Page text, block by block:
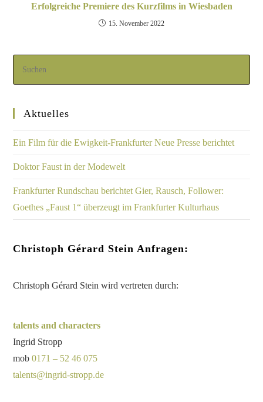
Erfolgreiche Premiere des Kurzfilms in Wiesbaden
15. November 2022
Aktuelles
Ein Film für die Ewigkeit-Frankfurter Neue Presse berichtet
Doktor Faust in der Modewelt
Frankfurter Rundschau berichtet Gier, Rausch, Follower:
Goethes „Faust 1“ überzeugt im Frankfurter Kulturhaus
Christoph Gérard Stein Anfragen:
Christoph Gérard Stein wird vertreten durch:
talents and characters
Ingrid Stropp
mob0171 – 52 46 075
talents@ingrid-stropp.de